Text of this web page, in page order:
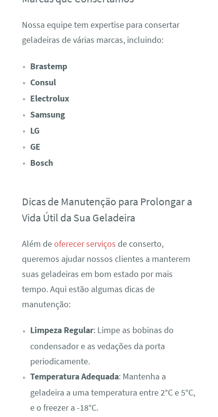
Nossa equipe tem expertise para consertar
geladeiras de várias marcas, incluindo:
Brastemp
Consul
Electrolux
Samsung
LG
GE
Bosch
Dicas de Manutenção para Prolongar a
Vida Útil da Sua Geladeira
Além deoferecer serviços de conserto,
queremos ajudar nossos clientes a manterem
suas geladeiras em bom estado por mais
tempo. Aqui estão algumas dicas de
manutenção:
Limpeza Regular: Limpe as bobinas do
condensador e as vedações da porta
periodicamente.
Temperatura Adequada: Mantenha a
geladeira a uma temperatura entre 2°C e 5°C,
e o freezer a -18°C.